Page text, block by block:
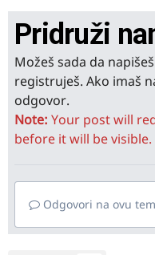
Pridruži
Možeš sada da
registruješ. Ako imaš
odgovor.
Note: Your post will
before it will be visible.
Odgovori na ovu